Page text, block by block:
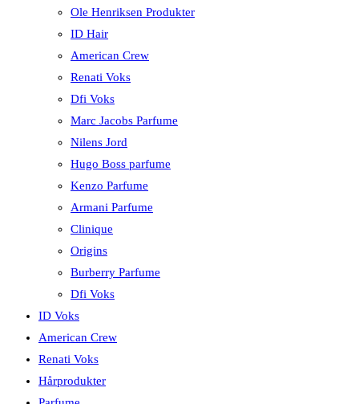
Ole Henriksen Produkter
ID Hair
American Crew
Renati Voks
Dfi Voks
Marc Jacobs Parfume
Nilens Jord
Hugo Boss parfume
Kenzo Parfume
Armani Parfume
Clinique
Origins
Burberry Parfume
Dfi Voks
ID Voks
American Crew
Renati Voks
Hårprodukter